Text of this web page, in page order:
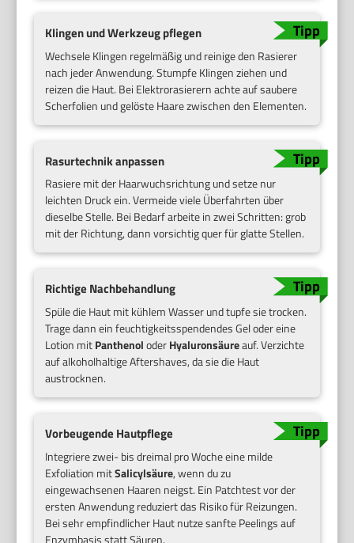
Klingen und Werkzeug pflegen
Wechsele Klingen regelmäßig und reinige den Rasierer
nach jeder Anwendung. Stumpfe Klingen ziehen und
reizen die Haut. Bei Elektrorasierern achte auf saubere
Scherfolien und gelöste Haare zwischen den Elementen.
Rasurtechnik anpassen
Rasiere mit der Haarwuchsrichtung und setze nur
leichten Druck ein. Vermeide viele Überfahrten über
dieselbe Stelle. Bei Bedarf arbeite in zwei Schritten: grob
mit der Richtung, dann vorsichtig quer für glatte Stellen.
Richtige Nachbehandlung
Spüle die Haut mit kühlem Wasser und tupfe sie trocken.
Trage dann ein feuchtigkeitsspendendes Gel oder eine
Lotion mitPanthenoloderHyaluronsäureauf. Verzichte
auf alkoholhaltige Aftershaves, da sie die Haut
austrocknen.
Vorbeugende Hautpflege
Integriere zwei- bis dreimal pro Woche eine milde
Exfoliation mitSalicylsäure, wenn du zu
eingewachsenen Haaren neigst. Ein Patchtest vor der
ersten Anwendung reduziert das Risiko für Reizungen.
Bei sehr empfindlicher Haut nutze sanfte Peelings auf
Enzymbasis statt Säuren.